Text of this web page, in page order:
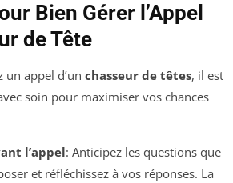
Bien Gérer l’Appel
de Tête
un appel d’un chasseur de têtes, il est
soin pour maximiser vos chances
l’appel: Anticipez les questions que
et réfléchissez à vos réponses. La